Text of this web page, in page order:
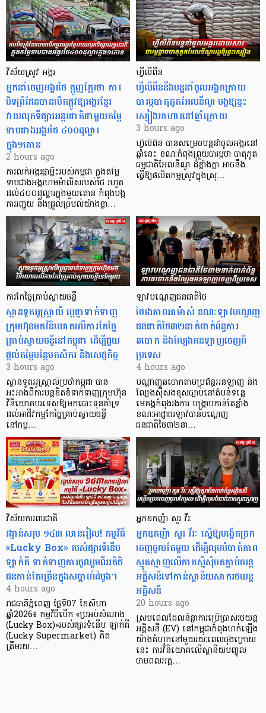
វិស័យស្រូវ អង្ករ
អ្នកនាំចេញអង្ករថៃ ត្អូញត្អែរថា ការ
បិទព្រំដែនបានបើកផ្លូវឱ្យអង្ករខ្មែរ
វាយលុកទីផ្សារអន្តរជាតិជាមួយតម្លៃ
ទាបជាងអង្ករថៃ ៤០០ដុល្លារ
ក្នុង១តោន
2 hours ago
ការលក់អង្ករផ្កាម្លិះរបស់កម្ពុជា ក្នុងតម្លៃ
ទាបជាងអង្ករហមម៉ាលិសរបស់ថៃ រហូត
ដល់៤០០ដុល្លារក្នុងមួយតោន កំពុងបង្ក
ការរញ្ជួយ និងជ្រួលច្របល់យ៉ាងខ្លា…
ហ្វីលីពីន
ហ្វីលីពីននឹងបន្តនាំចូលអង្ករក្រោយ
បារម្ភបាតុភូតអែលនីណូ បង្កឱ្យខ្វះ
ស្បៀងអាហារនៅឆ្នាំក្រោយ
3 hours ago
ហ្វីលីពីន បាន​សម្រេចបន្តនាំចូលអង្ករនៅ
ឆ្នាំនេះ ខណៈកំពុងព្រួយបារម្ភថា បាតុភូត
ធម្មជាតិអែលនីណូ ដ៏ខ្លាំងក្លា​ អាចនឹង
ធ្វើឱ្យផលិតកម្មស្រូវក្នុងស្រុ…
ការកែច្នៃគ្រាប់ស្វាយចន្ទី
ស្ថានទូតអូស្ត្រាលី ប្តេជ្ញាទាក់ទាញ
ក្រុមហ៊ុនមក​វិនិយោគលើការកែច្នៃ
គ្រាប់ស្វាយចន្ទីនៅកម្ពុជា ដើម្បីជួយ
ផ្តល់តម្លៃបន្ថែមកសិករ និងសេដ្ឋកិច្ច
3 hours ago
ស្ថានទូតអូស្ត្រាលីប្រចាំកម្ពុជា បាន
អះអាងពីការបន្តខិតខំទាក់ទាញក្រុមហ៊ុន
វិនិយោគបរទេសឱ្យមកបោះទុនគាំទ្រ
ដល់អាជីវកម្មកែច្នៃគ្រាប់ស្វាយចន្ទី
នៅកម្ព…
ឡាវបណ្តេញជនជាតិថៃ
ថៃរងភាពអាម៉ាស់ ខណៈឡាវបណ្តេញ
ជនជាតិថៃ៣២នាក់ពាក់ព័ន្ធការ
ឆបោក និងល្បែងអនឡាញចេញពី
ប្រទេស
4 hours ago
បណ្តាញឆបោកតាមប្រព័ន្ធអនឡាញ និង
ល្បែងស៊ីសងខុសច្បាប់នៅតំបន់ទន្លេ
មេគង្គកំពុងរងការ បង្ក្រាប​កាន់តែខ្លាំង
ខណៈអាជ្ញាធរឡាវបានបណ្តេញ
ជនជាតិថៃ៣២នា…
វិស័យការពារជាតិ
រង្វាន់សរុប ១៤៣ លានរៀល! កម្មវិធី
«Lucky Box» របស់ផ្សារទំនើប
ឡាក់គី ទាក់ទាញការចូលរួមពីអតិថិ
ជនកាន់តែច្រើនក្នុងសប្តាហ៍ដំបូង។
4 hours ago
រាជធានីភ្នំពេញ ថ្ងៃទី07 ខែសីហា
ឆ្នាំ2026៖ កម្មវិធីបើក «ប្រអប់សំណាង
(Lucky Box)»របស់ផ្សារទំនើប ឡាក់គី
(Lucky Supermarket) គិត
ត្រឹមរយ…
អ្នកឧកញ៉ា សួរ វីរៈ
អ្នកឧកញ៉ា សួរ វីរៈ ស្នើឱ្យបង្កើតច្រក
ចេញចូលតែមួយ ដើម្បីលុបបំបាត់ភាព
ស្មុគស្មាញលើការស្នើសុំបតភ្ជាប់ចរន្ត
អគ្គិសនីទៅកាន់ស្ថានីយសាករថយន្ត
អគ្គិសនី
20 hours ago
ស្របពេលដែលនិន្នាការប្រើប្រាស់រថយន្ត
អគ្គិសនី (EV) នៅកម្ពុជាកំពុងហក់ឡើង
យ៉ាងគំហុកនៅមួយរយៈពេលចុងក្រោយ
នេះ ការវិនិយោគលើស្ថានីយបញ្ចូល
ថាមពលអគ្គ…